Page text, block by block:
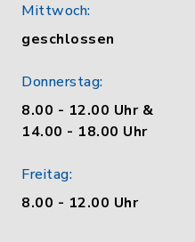
Mittwoch:
geschlossen
Donnerstag:
8.00 - 12.00 Uhr &
14.00 - 18.00 Uhr
Freitag:
8.00 - 12.00 Uhr